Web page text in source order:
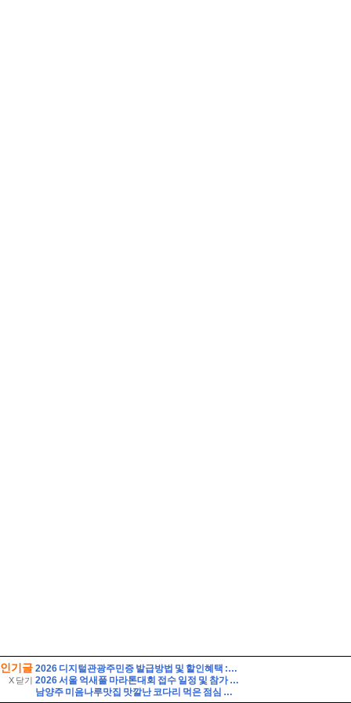
인기글
X 닫기
2026 디지털관광주민증 발급방법 및 할인혜택 :: 영동 가성비 여행 (영동 와인터널 및 레인보우 힐링센터 입장료 할인 등)
2026 서울 억새풀 마라톤대회 접수 일정 및 참가 정보
남양주 미음나루맛집 맛깔난 코다리 먹은 점심 모임장소